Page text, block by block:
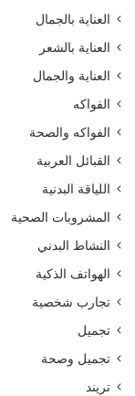
العناية بالجمال
العناية بالشعر
العناية والجمال
الفواكه
الفواكه والصحة
القبائل العربية
اللياقة البدنية
المشروبات الصحية
النشاط البدني
الهواتف الذكية
تجارب شخصية
تجميل
تجميل وصحة
تريند